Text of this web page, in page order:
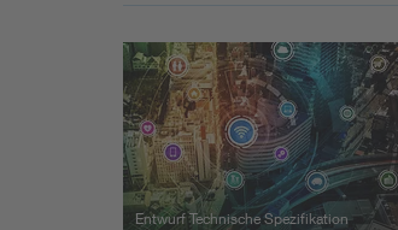
Entwurf Technische Spezifikation